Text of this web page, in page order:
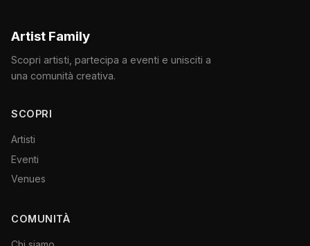
Artist Family
Scopri artisti, partecipa a eventi e unisciti a
una comunità creativa.
SCOPRI
Artisti
Eventi
Venues
COMUNITÀ